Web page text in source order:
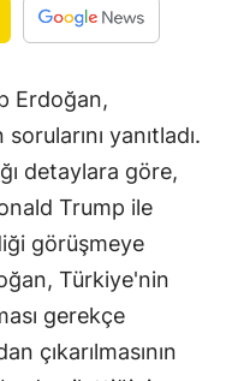
Erdoğan,
yanıtladı.
detaylara göre,
Trump ile
görüşmeye
Türkiye'nin
gerekçe
çıkarılmasının